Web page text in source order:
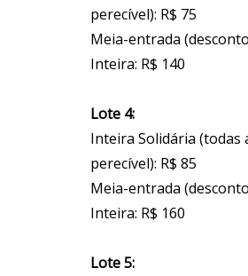
perecível): R$ 75
Meia-entrada
Inteira: R$ 140
Lote 4:
Inteira Solidária (todas
perecível): R$ 85
Meia-entrada
Inteira: R$ 160
Lote 5: